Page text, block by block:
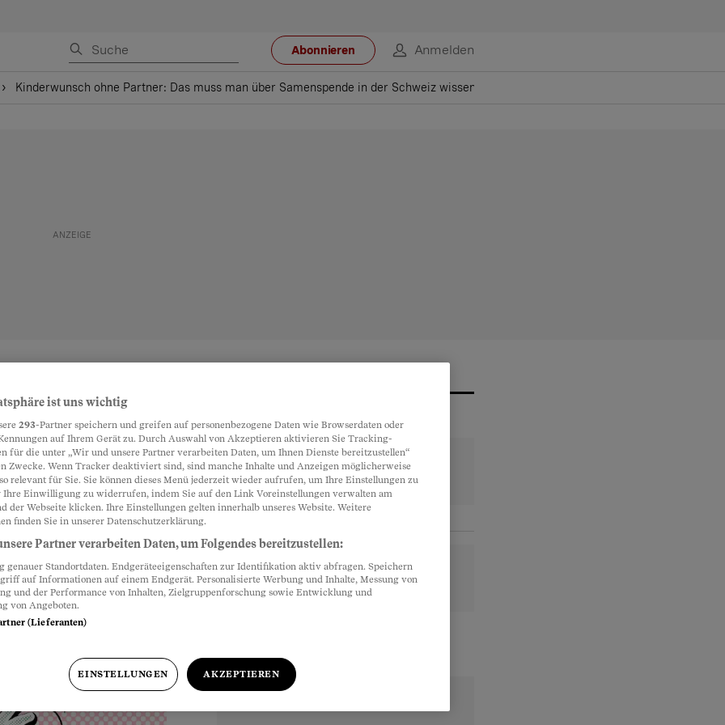
Abonnieren Anmelden
Kinderwunsch ohne Partner: Das muss man über Samenspende in der Schweiz wissen
zum
Familienrollen
geht, hinkt
ist uns wichtig
293-Partner speichern und greifen auf personenbezogene Daten wie Browserdaten oder
auf Ihrem Gerät zu. Durch Auswahl von Akzeptieren aktivieren Sie Tracking-
für die unter „Wir und unsere Partner verarbeiten Daten, um Ihnen Dienste bereitzustellen“
Zwecke. Wenn Tracker deaktiviert sind, sind manche Inhalte und Anzeigen möglicherweise
relevant für Sie. Sie können dieses Menü jederzeit wieder aufrufen, um Ihre Einstellungen zu
Ihre Einwilligung zu widerrufen, indem Sie auf den Link Voreinstellungen verwalten am
der Webseite klicken. Ihre Einstellungen gelten innerhalb unseres Website. Weitere
finden Sie in unserer Datenschutzerklärung.
Partner verarbeiten Daten, um Folgendes bereitzustellen:
genauer Standortdaten. Endgeräteeigenschaften zur Identifikation aktiv abfragen. Speichern
auf Informationen auf einem Endgerät. Personalisierte Werbung und Inhalte, Messung von
und der Performance von Inhalten, Zielgruppenforschung sowie Entwicklung und
von Angeboten.
(Lieferanten)
EINSTELLUNGEN AKZEPTIEREN